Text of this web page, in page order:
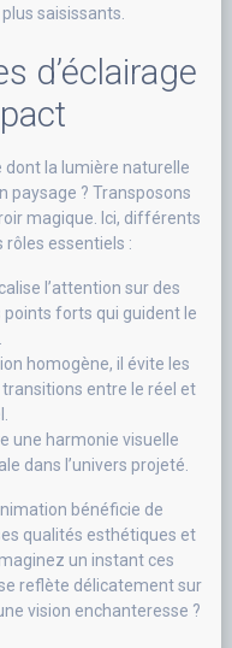
saisissants.
d’éclairage
la lumière naturelle
paysage ? Transposons
magique. Ici, différents
rôles essentiels :
l’attention sur des
forts qui guident le
homogène, il évite les
entre le réel et
une harmonie visuelle
dans l’univers projeté.
bénéficie de
qualités esthétiques et
un instant ces
reflète délicatement sur
vision enchanteresse ?